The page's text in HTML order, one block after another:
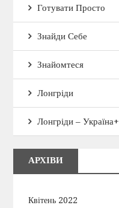
Готувати Просто
Знайди Себе
Знайомтеся
Лонгріди
Лонгріди – Україна+
АРХІВИ
Квітень 2022